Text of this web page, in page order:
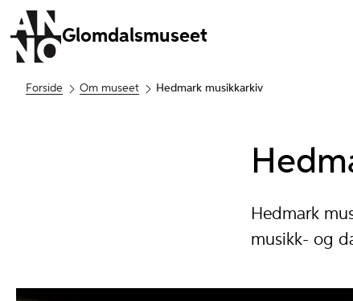
Glomdalsmuseet
Forside Om museet Hedmark musikkarkiv
Hedmark
musikk- og